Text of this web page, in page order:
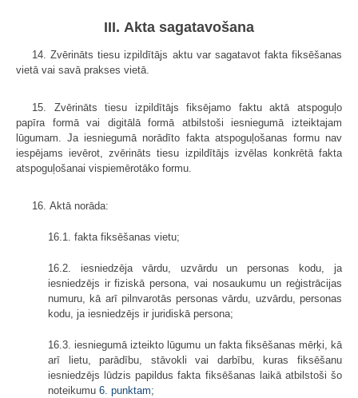
III. Akta sagatavošana
14. Zvērināts tiesu izpildītājs aktu var sagatavot fakta fiksēšanas
vietā vai savā prakses vietā.
15. Zvērināts tiesu izpildītājs fiksējamo faktu aktā atspoguļo
papīra formā vai digitālā formā atbilstoši iesniegumā izteiktajam
lūgumam. Ja iesniegumā norādīto fakta atspoguļošanas formu nav
iespējams ievērot, zvērināts tiesu izpildītājs izvēlas konkrētā fakta
atspoguļošanai vispiemērotāko formu.
16. Aktā norāda:
16.1. fakta fiksēšanas vietu;
16.2. iesniedzēja vārdu, uzvārdu un personas kodu, ja
iesniedzējs ir fiziskā persona, vai nosaukumu un reģistrācijas
numuru, kā arī pilnvarotās personas vārdu, uzvārdu, personas
kodu, ja iesniedzējs ir juridiskā persona;
16.3. iesniegumā izteikto lūgumu un fakta fiksēšanas mērķi, kā
arī lietu, parādību, stāvokli vai darbību, kuras fiksēšanu
iesniedzējs lūdzis papildus fakta fiksēšanas laikā atbilstoši šo
noteikumu 6. punktam;